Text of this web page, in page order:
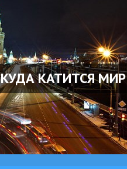
КУДА КАТИТСЯ МИР